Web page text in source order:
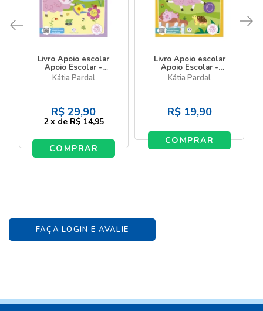
Livro Apoio escolar
Apoio Escolar -
Aprenda a escrever
Kátia Pardal
R$ 29,90
2 x de R$ 14,95
COMPRAR
Livro Apoio escolar
Apoio Escolar -
Aprenda a letra cursiva
Kátia Pardal
R$ 19,90
COMPRAR
FAÇA LOGIN E AVALIE